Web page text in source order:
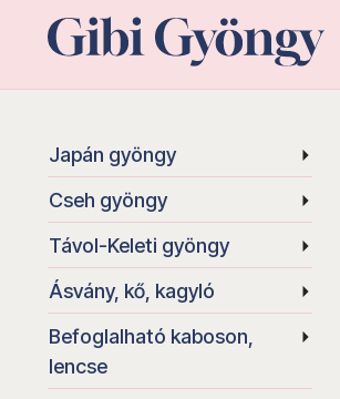
Japán gyöngy
Cseh gyöngy
Távol-Keleti gyöngy
Ásvány, kő, kagyló
Befoglalható kaboson,
lencse